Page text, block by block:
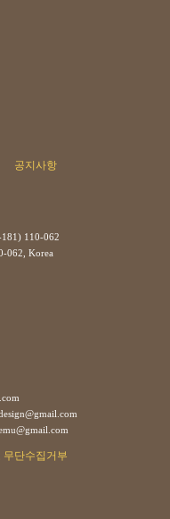
공지사항
110-062
062, Korea
무단수집거부